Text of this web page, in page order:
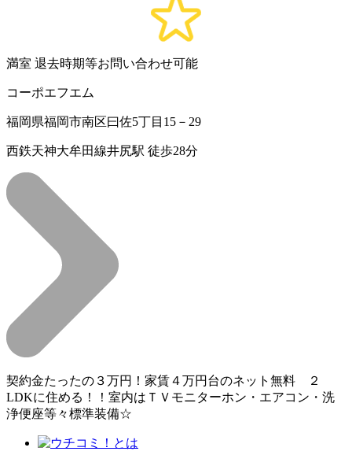
満室 退去時期等お問い合わせ可能
コーポエフエム
福岡県福岡市南区曰佐5丁目15－29
西鉄天神大牟田線井尻駅 徒歩28分
契約金たったの３万円！家賃４万円台のネット無料 ２
LDKに住める！！室内はＴＶモニターホン・エアコン・洗
浄便座等々標準装備☆